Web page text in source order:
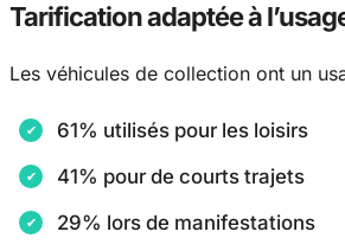
Tarification adaptée à
Les véhicules de collection ont un
61% utilisés pour les loisirs
41% pour de courts trajets
29% lors de manifestations